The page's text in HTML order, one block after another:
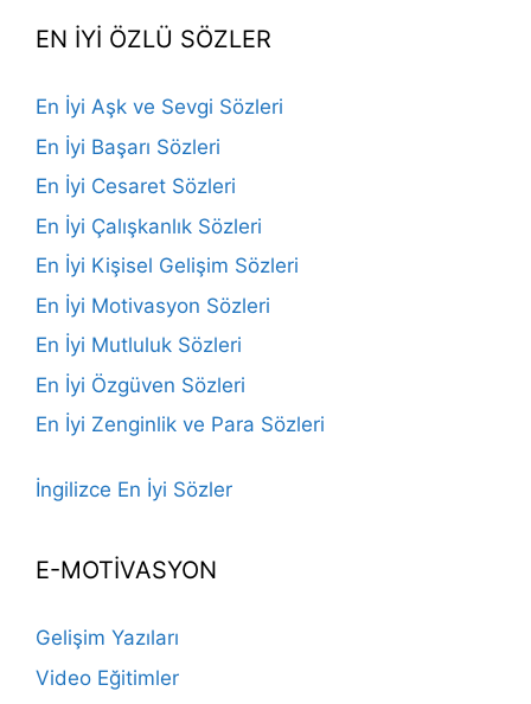
EN İYİ ÖZLÜ SÖZLER
En İyi Aşk ve Sevgi Sözleri
En İyi Başarı Sözleri
En İyi Cesaret Sözleri
En İyi Çalışkanlık Sözleri
En İyi Kişisel Gelişim Sözleri
En İyi Motivasyon Sözleri
En İyi Mutluluk Sözleri
En İyi Özgüven Sözleri
En İyi Zenginlik ve Para Sözleri
İngilizce En İyi Sözler
E-MOTİVASYON
Gelişim Yazıları
Video Eğitimler